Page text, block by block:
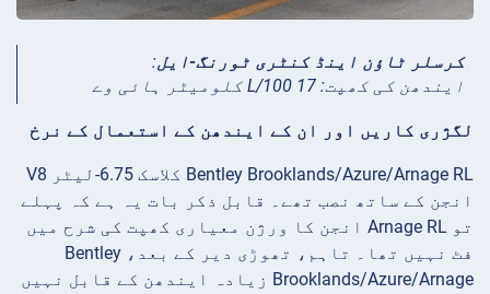
کرسلر ٹاؤن اینڈ کنٹری ٹورنگ-ایل:
ایندھن کی کھپت: 17 L/100 کلومیٹر ہائی وے
لگژری کاریں اور ان کے ایندھن کے استعمال کے نرخ
Bentley Brooklands/Azure/Arnage RL کلاسک 6.75-لیٹر V8
انجن کے ساتھ نصب تھے۔ قابل ذکر بات یہ ہے کہ پہلے
تو Arnage RL انجن کا ورژن معیاری کھپت کی شرح میں
فٹ نہیں تھا۔ تاہم، تھوڑی دیر کے بعد، Bentley
Brooklands/Azure/Arnage زیادہ ایندھن کے قابل نہیں